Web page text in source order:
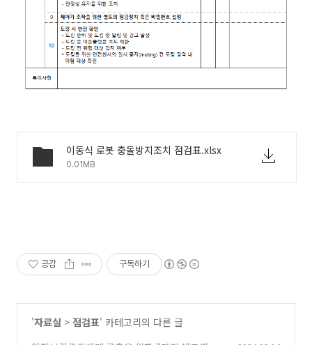
이동식 로봇 충돌방지조치 점검표.xlsx
0.01MB
공감 구독하기
'자료실 > 점검표' 카테고리의 다른 글